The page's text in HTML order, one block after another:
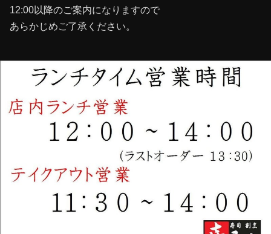
12:00以降のご案内になりますので
あらかじめご了承ください。